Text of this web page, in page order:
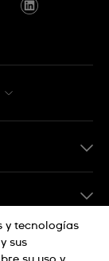
y tecnologías
sus